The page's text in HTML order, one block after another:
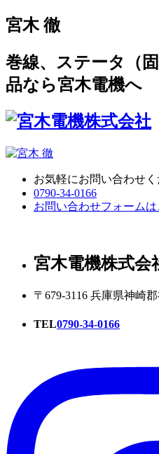
宮木 徹
巻線、ステータ（
品なら宮木電機へ
お気軽にお問い合わせ
0790-34-0166
お問い合わせフォームは
宮木電機株式会
〒679-3116 兵庫県神崎
TEL0790-34-0166